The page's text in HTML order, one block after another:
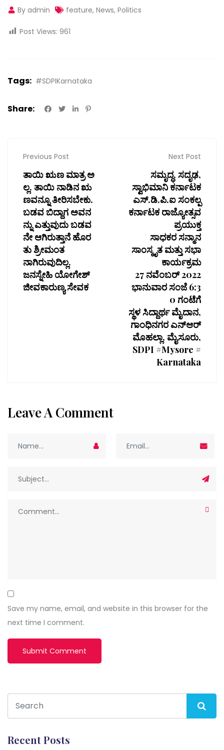
By admin feature, News, Politics
Post Views: 961
Tags: #SDPIKarnataka
Share:
Previous Post
ತಾಯಿ ಋಣ ಮಾತ್ರ ಅ
ಲ್ಲ. ತಾಯಿ ನಾಡಿನ ಋ
ಣವನ್ನೂ ತೀರಿಸಬೇಕು.
ಬಡವ ಬಿದ್ದಾಗ ಅವನ
ನ್ನು ಎತ್ತುವುದು ಬಡವ
ನೇ ಆಗಿರುತ್ತಾನೆ ಹೊರ
ತು ಶ್ರೀಮಂತ
ನಾಗಿರುವುದಿಲ್ಲ.
ಜನಸ್ನೇಹಿ ಯೋಗೇಶ್
ಜೀವಕಾರುಣ್ಯ ಸೇವಕ
Next Post
ಸಮೃದ್ಧ, ಸದೃಢ,
ಸ್ವಾಭಿಮಾನಿ ಕರ್ನಾಟಕ
ಎಸ್.ಡಿ.ಪಿ.ಐ ಸಂಕಲ್ಪ
ಕರ್ನಾಟಕ ರಾಜ್ಯೋತ್ಸವ
ಪ್ರಯುಕ್ತ
ಸಾಧಕರ ಸನ್ಮಾನ
ಸಾಂಸ್ಕೃತ ಮತ್ತು ಸಭಾ
ಕಾರ್ಯಕ್ರಮ
27 ನವೆಂಬರ್ 2022
ಭಾನುವಾರ ಸಂಜೆ 6:3
0 ಗಂಟೆಗೆ
ಸ್ಥಳ ಸಿದ್ದಾರ್ಥ ಮೈದಾನ,
ಗಾಂಧಿನಗರ ಎನ್‌ಆರ್
ಮೊಹಲ್ಲಾ, ಮೈಸೂರು,
SDPI #Mysore #
Karnataka
Leave A Comment
Save my name, email, and website in this browser for the
next time I comment.
Recent Posts